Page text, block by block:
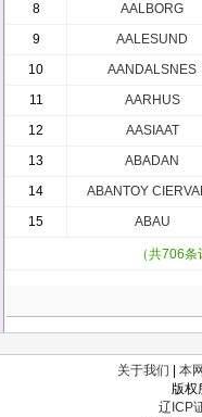
8
AALBORG
9
AALESUND
10
AANDALSNES
11
AARHUS
12
AASIAAT
13
ABADAN
14
ABANTOY
15
ABAU
（共706
关于我们
本
版权
辽ICP